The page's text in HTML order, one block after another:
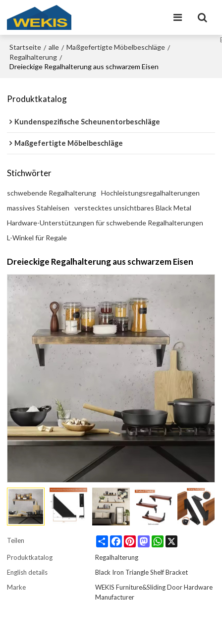
Startseite / alle / Maßgefertigte Möbelbeschläge /
Regalhalterung /
Dreieckige Regalhalterung aus schwarzem Eisen
Produktkatalog
Kundenspezifische Scheunentorbeschläge
Maßgefertigte Möbelbeschläge
Stichwörter
schwebende Regalhalterung
Hochleistungsregalhalterungen
massives Stahleisen
verstecktes unsichtbares Black Metal
Hardware-Unterstützungen für schwebende Regalhalterungen
L-Winkel für Regale
Dreieckige Regalhalterung aus schwarzem Eisen
Teilen Share FacebookPinterestMastodonWhatsApp
Produktkatalog
Regalhalterung
English details
Black Iron Triangle Shelf Bracket
Marke
WEKIS Furniture&Sliding Door Hardware
Manufacturer